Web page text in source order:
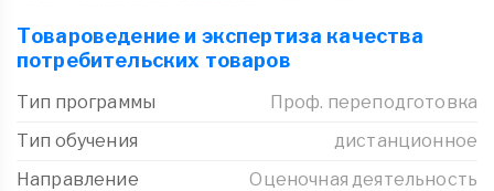
Товароведение и экспертиза качества
потребительских товаров
Тип программы
Проф. переподготовка
Тип обучения
дистанционное
Направление
Оценочная деятельность